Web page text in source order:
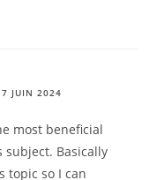
7 JUIN 2024
most beneficial
subject. Basically
topic so I can